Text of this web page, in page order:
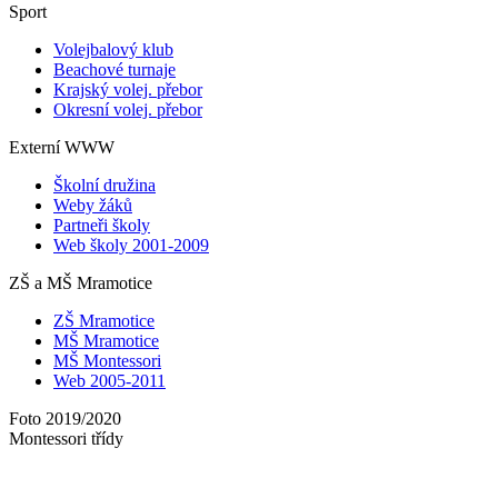
Sport
Volejbalový klub
Beachové turnaje
Krajský volej. přebor
Okresní volej. přebor
Externí WWW
Školní družina
Weby žáků
Partneři školy
Web školy 2001-2009
ZŠ a MŠ Mramotice
ZŠ Mramotice
MŠ Mramotice
MŠ Montessori
Web 2005-2011
Foto 2019/2020
Montessori třídy